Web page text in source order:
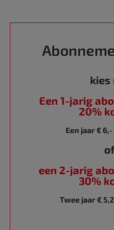
kies
Een 1-jarig
20%
Een jaar €
een 2-jarig
30%
Twee jaar €